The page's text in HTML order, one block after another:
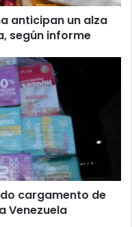
anticipan un alza
según informe
cargamento de
Venezuela